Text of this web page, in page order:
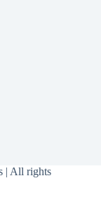
| All rights